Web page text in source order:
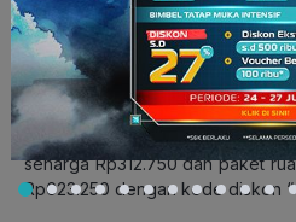
pengguna Ruangguru.
Ruangguru” dimeriahkan
Irama, Lesty D’Star, Idol Junior
serta dipandu oleh Astrid Tiar
oleh talk show inspiratif.
diskon sebesar 55% untuk
seharga Rp312.750 dan paket
Rp623.250 dengan kode diskon “